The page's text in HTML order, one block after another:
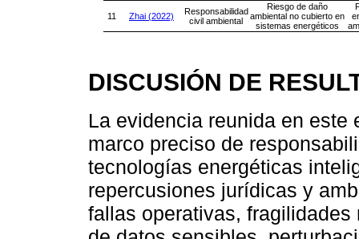
11 Zhai (2022)
Responsabilidad
civil ambiental
Riesgo de daño
ambiental no cubierto en
sistemas energéticos
DISCUSIÓN DE
La evidencia reunida en este
marco preciso de
tecnologías energéticas
repercusiones jurídicas y
fallas operativas,